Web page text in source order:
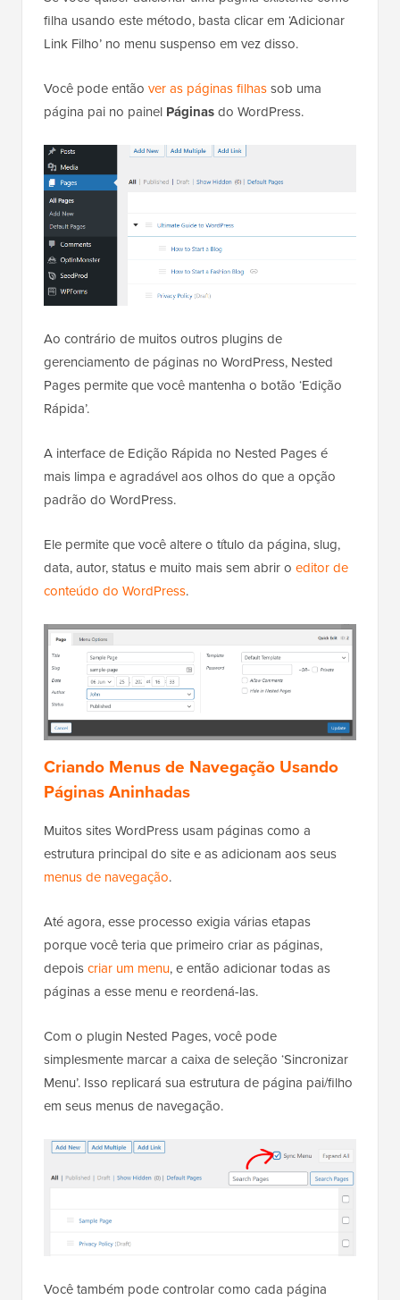
filha usando este método, basta clicar em ‘Adicionar
Link Filho’ no menu suspenso em vez disso.
Você pode então ver as páginas filhassob uma
página pai no painel Páginasdo WordPress.
Ao contrário de muitos outros plugins de
gerenciamento de páginas no WordPress, Nested
Pages permite que você mantenha o botão ‘Edição
Rápida’.
A interface de Edição Rápida no Nested Pages é
mais limpa e agradável aos olhos do que a opção
padrão do WordPress.
Ele permite que você altere o título da página, slug,
data, autor, status e muito mais sem abrir o editor de
conteúdo do WordPress.
Criando Menus de Navegação Usando
Páginas Aninhadas
Muitos sites WordPress usam páginas como a
estrutura principal do site e as adicionam aos seus
menus de navegação.
Até agora, esse processo exigia várias etapas
porque você teria que primeiro criar as páginas,
depoiscriar um menu, e então adicionar todas as
páginas a esse menu e reordená-las.
Com o plugin Nested Pages, você pode
simplesmente marcar a caixa de seleção ‘Sincronizar
Menu’. Isso replicará sua estrutura de página pai/filho
em seus menus de navegação.
Você também pode controlar como cada página